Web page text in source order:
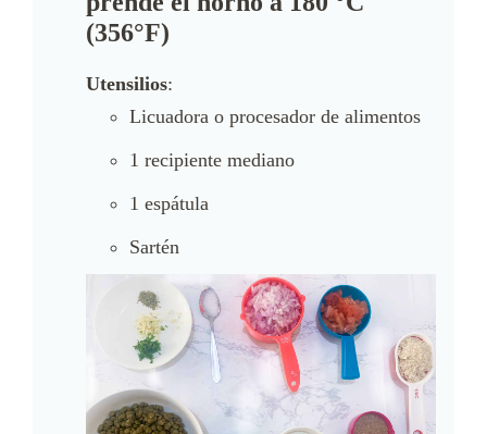
(356°F)
Utensilios:
Licuadora o procesador de alimentos
1 recipiente mediano
1 espátula
Sartén